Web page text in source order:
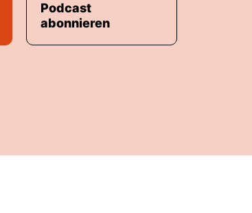
Podcast
abonnieren